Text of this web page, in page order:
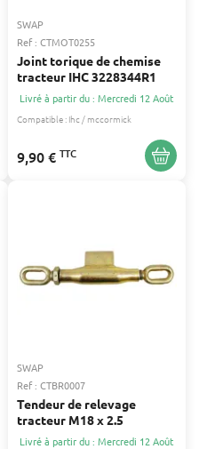
SWAP
Ref : CTMOT0255
Joint torique de chemise
tracteur IHC 3228344R1
Livré à partir du : Mercredi 12 Août
Compatible : Ihc / mccormick
9,90 € TTC
SWAP
Ref : CTBR0007
Tendeur de relevage
tracteur M18 x 2.5
Livré à partir du : Mercredi 12 Août